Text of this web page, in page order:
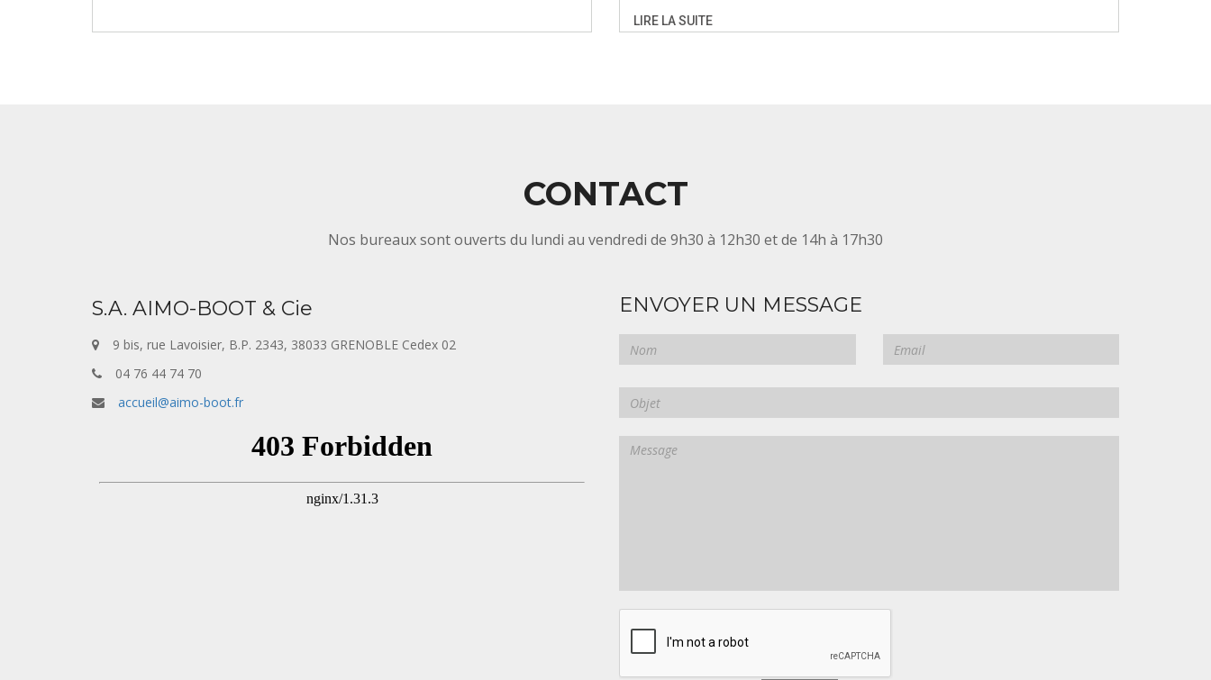
LIRE LA SUITE
CONTACT
Nos bureaux sont ouverts du lundi au vendredi de 9h30 à 12h30 et de 14h à 17h30
S.A. AIMO-BOOT & Cie
9 bis, rue Lavoisier, B.P. 2343, 38033 GRENOBLE Cedex 02
04 76 44 74 70
accueil@aimo-boot.fr
ENVOYER UN MESSAGE